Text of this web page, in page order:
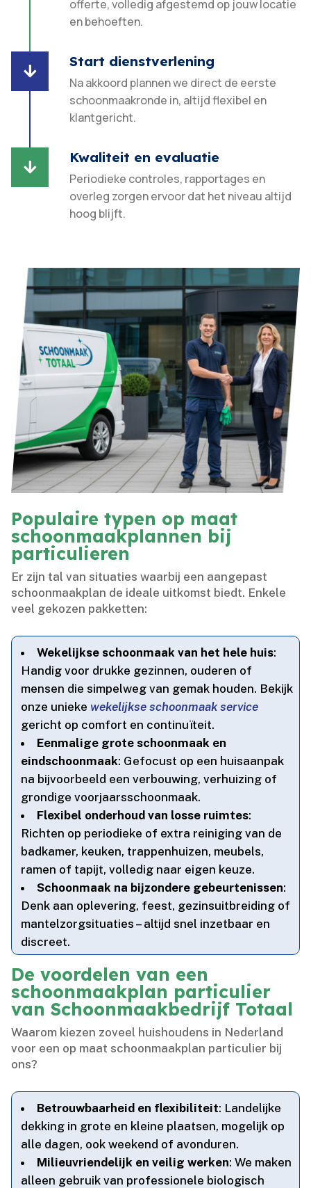
offerte, volledig afgestemd op jouw locatie
en behoeften.​

Start dienstverlening
Na akkoord plannen we direct de eerste
schoonmaakronde in, altijd flexibel en
klantgericht.​

Kwaliteit en evaluatie
Periodieke controles, rapportages en
overleg zorgen ervoor dat het niveau altijd
hoog blijft.​
Populaire typen op maat
schoonmaakplannen bij
particulieren
Er zijn tal van situaties waarbij een aangepast
schoonmaakplan de ideale uitkomst biedt.​ Enkele
veel gekozen pakketten:
Wekelijkse schoonmaak van het hele huis:
Handig voor drukke gezinnen, ouderen of
mensen die simpelweg van gemak houden.​ Bekijk
onze unieke wekelijkse schoonmaak service
gericht op comfort en continuïteit.​
Eenmalige grote schoonmaak en
eindschoonmaak: Gefocust op een huisaanpak
na bijvoorbeeld een verbouwing, verhuizing of
grondige voorjaarsschoonmaak.​
Flexibel onderhoud van losse ruimtes:
Richten op periodieke of extra reiniging van de
badkamer, keuken, trappenhuizen, meubels,
ramen of tapijt, volledig naar eigen keuze.​
Schoonmaak na bijzondere gebeurtenissen:
Denk aan oplevering, feest, gezinsuitbreiding of
mantelzorgsituaties – altijd snel inzetbaar en
discreet.​
De voordelen van een
schoonmaakplan particulier
van Schoonmaakbedrijf Totaal
Waarom kiezen zoveel huishoudens in Nederland
voor een op maat schoonmaakplan particulier bij
ons?
Betrouwbaarheid en flexibiliteit: Landelijke
dekking in grote en kleine plaatsen, mogelijk op
alle dagen, ook weekend of avonduren.​
Milieuvriendelijk en veilig werken: We maken
alleen gebruik van professionele biologisch